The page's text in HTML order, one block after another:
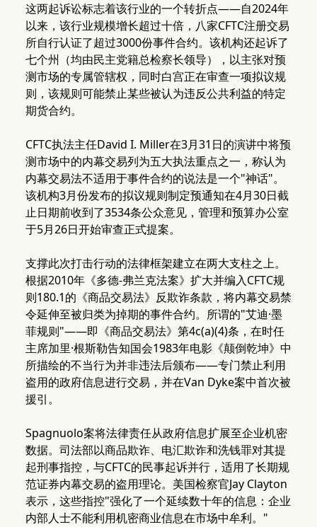
这两起诉讼标志着该行业的一个转折点——自2024年
以来，该行业规模增长超过十倍，八家CFTC注册交易
所自行认证了超过3000份事件合约。该机构还起诉了
七个州（均由民主党籍总检察长领导），以主张对预
测市场的专属管辖权，同时白宫正在审查一项拟议规
则，该规则可能禁止某些被认为违反公共利益的特定
期货合约。
CFTC执法主任David I. Miller在3月31日的演讲中将预
测市场中的内幕交易列为五大执法重点之一，称认为
内幕交易法不适用于事件合约的说法是一个"神话"。
该机构3月份发布的拟议规则制定预通知在4月30日截
止日期前收到了3534条公众意见，管理和预算办公室
于5月26日开始审查正式提案。
支撑此次打击行动的法律框架建立在两大支柱之上。
根据2010年《多德-弗兰克法案》扩大并编入CFTC规
则180.1的《商品交易法》反欺诈条款，将内幕交易禁
令延伸至被归类为掉期的事件合约。所谓的"艾迪·墨
菲规则"——即《商品交易法》第4c(a)(4)条，在时任
主席加里·根斯勒告知国会1983年电影《颠倒乾坤》中
所描绘的不当行为并非违法后颁布——专门禁止利用
盗用的政府信息进行交易，并在Van Dyke案中首次被
援引。
Spagnuolo案将法律责任从政府信息扩展至企业机密
数据。司法部以商品欺诈、电汇欺诈和洗钱罪对其提
起刑事指控，与CFTC的民事起诉并行，适用了长期规
范证券内幕交易的盗用理论。美国检察官Jay Clayton
表示，这些指控"强化了一个延续数十年的信息：企业
内部人士不能利用机密商业信息在市场中牟利。"